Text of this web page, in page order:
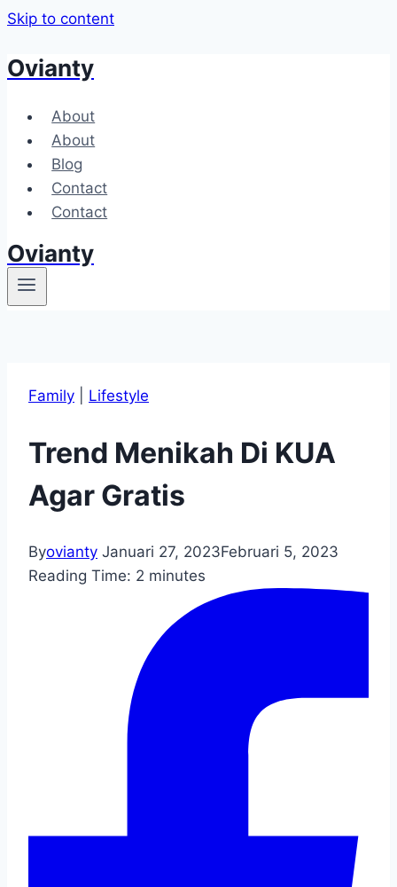
Skip to content
Ovianty
About
About
Blog
Contact
Contact
Ovianty
Family Lifestyle
Trend Menikah Di KUA
Agar Gratis
Byovianty Januari 27, 2023Februari 5, 2023
Reading Time: 2 minutes